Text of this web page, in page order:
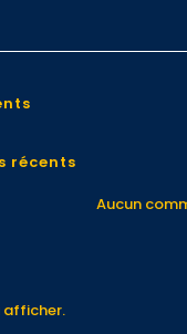
récents
Aucun
afficher.